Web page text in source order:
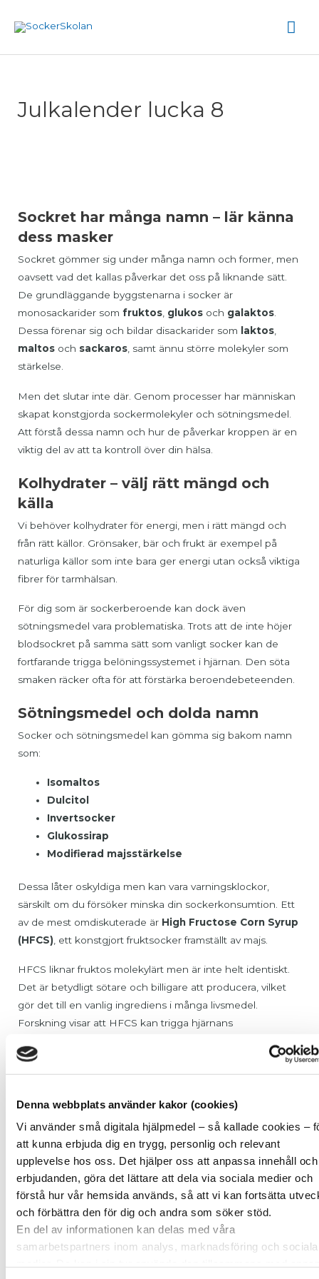
Denna webbplats använder kakor (cookies)
Vi använder små digitala hjälpmedel – så kallade cookies –
att kunna erbjuda dig en trygg, personlig och relevant
upplevelse hos oss. Det hjälper oss att anpassa innehåll och
erbjudanden, göra det lättare att dela via sociala medier och
förstå hur vår hemsida används, så att vi kan fortsätta
och förbättra den för dig och andra som söker stöd.
En del av informationen kan delas med våra
samarbetspartners inom analys, marknadsföring och sociala
Julkalender lucka 8
Sockret har många namn – lär känna
dess masker
Sockret gömmer sig under många namn och former, men
oavsett vad det kallas påverkar det oss på liknande sätt.
De grundläggande byggstenarna i socker är
monosackarider som fruktos glukos och galaktos
Dessa förenar sig och bildar disackarider som
laktos
maltos och sackaros , samt ännu större molekyler som
stärkelse.
Men det slutar inte där. Genom processer har människan
skapat konstgjorda sockermolekyler och sötningsmedel.
Att förstå dessa namn och hur de påverkar kroppen är en
viktig del av att ta kontroll över din hälsa.
Kolhydrater – välj rätt mängd och
källa
Vi behöver kolhydrater för energi, men i rätt mängd och
från rätt källor. Grönsaker, bär och frukt är exempel på
naturliga källor som inte bara ger energi utan också viktiga
fibrer för tarmhälsan.
För dig som är sockerberoende kan dock även
sötningsmedel vara problematiska. Trots att de inte höjer
blodsockret på samma sätt som vanligt socker kan de
fortfarande trigga belöningssystemet i hjärnan. Den söta
smaken räcker ofta för att förstärka beroendebeteenden.
Sötningsmedel och dolda namn
Socker och sötningsmedel kan gömma sig bakom namn
som:
Isomaltos
Dulcitol
Invertsocker
Glukossirap
Modifierad majsstärkelse
Dessa låter oskyldiga men kan vara varningsklockor,
särskilt om du försöker minska din sockerkonsumtion. Ett
av de mest omdiskuterade är High Fructose Corn Syrup
(HFCS) , ett konstgjort fruktsocker framställt av majs.
HFCS liknar fruktos molekylärt men är inte helt identiskt.
Det är betydligt sötare och billigare att producera, vilket
gör det till en vanlig ingrediens i många livsmedel.
Forskning visar att HFCS kan trigga hjärnans
ungdomar, och på så sätt bidra till utvecklingen av
beroende.
Vad betyder ”inget tillsatt socker”?
Många produkter marknadsförs som
”inget tillsatt
socker”, men det betyder inte att de är fria från socker.
Istället kan de innehålla naturliga sötningsmedel som:
Koncentrerad äppeljuice
Agavesirap
Kokossocker
Dadlar